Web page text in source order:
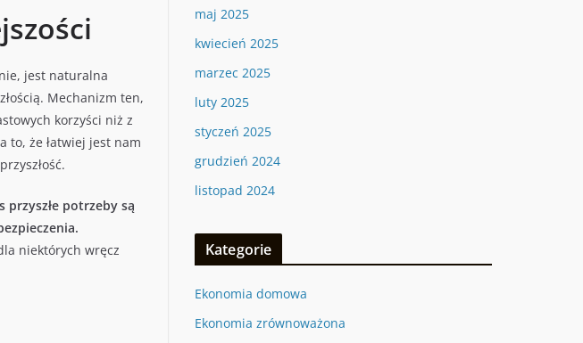
jest naturalna
Mechanizm ten,
korzyści niż z
to, że łatwiej jest nam
przyszłe potrzeby są
niektórych wręcz
maj 2025
kwiecień 2025
marzec 2025
luty 2025
styczeń 2025
grudzień 2024
listopad 2024
Kategorie
Ekonomia domowa
Ekonomia zrównoważona